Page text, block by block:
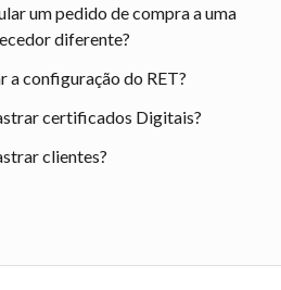
um pedido de compra a uma
diferente?
a configuração do RET?
certificados Digitais?
clientes?